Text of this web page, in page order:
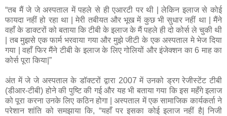
“तब मैं जे जे अस्पताल में पहले से ही एआरटी पर थी | लेकिन इलाज से कोई
फायदा नहीं हो रहा था | मेरी तबीयत और भूख में कुछ भी सुधार नहीं था | मैंने
वहाँ के डाक्टरों को बताया कि टीबी के इलाज के मैं पहले ही दो कोर्स ले चुकी थी
| तब मुझसे एक फार्म भरवाया गया और मुझे जीटी के एक अस्पताल मे भेज दिया
गया | वहाँ फिर मैंने टीबी के इलाज के लिए गोलियों और इंजेक्शन का 6 माह का
कोर्स पूरा किया|”
अंत में जे जे अस्पताल के डॉक्टरों द्वारा 2007 में उनको ड्रग रेजीस्टेंट टीबी
(डीआर-टीबी) होने की पुष्टि की गई और यह भी बताया गया कि इस महँगे इलाज
को पूरा करना उनके लिए कठिन होगा | अस्पताल में एक सामाजिक कार्यकर्ता ने
परेशान शांति को समझाया कि, “यहाँ पर इसका कोई इलाज नहीं है| निजी